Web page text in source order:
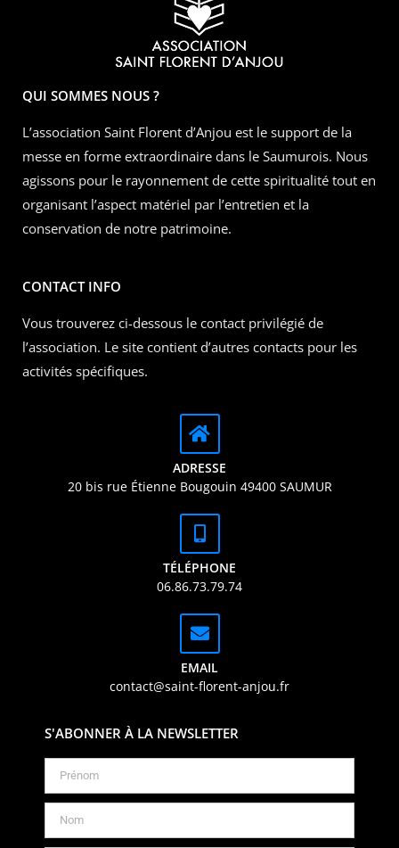
QUI SOMMES NOUS ?
L’association Saint Florent d’Anjou est le support de la
messe en forme extraordinaire dans le Saumurois. Nous
agissons pour le rayonnement de cette spiritualité tout en
organisant l’aspect matériel par l’entretien et la
conservation de notre patrimoine.
CONTACT INFO
Vous trouverez ci-dessous le contact privilégié de
l’association. Le site contient d’autres contacts pour les
activités spécifiques.
ADRESSE
20 bis rue Étienne Bougouin 49400 SAUMUR
TÉLÉPHONE
06.86.73.79.74
EMAIL
contact@saint-florent-anjou.fr
S'ABONNER À LA NEWSLETTER